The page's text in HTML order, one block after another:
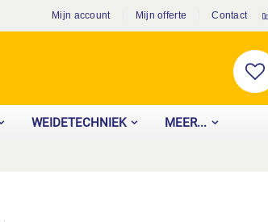
Mijn account Mijn offerte Contact
WEIDETECHNIEK MEER...